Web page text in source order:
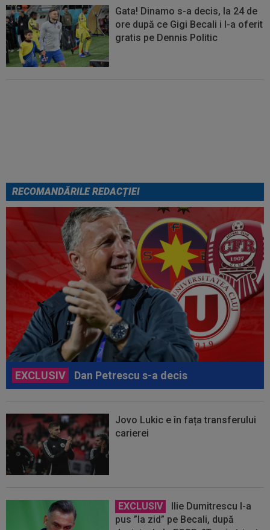
Gata! Dinamo s-a decis, la 24 de
ore după ce Gigi Becali i l-a oferit
gratis pe Dennis Politic
RECOMANDĂRILE REDACȚIEI
EXCLUSIV Dan Petrescu s-a decis
Jovo Lukic e în fața transferului
carierei
EXCLUSIV
Ilie Dumitrescu l-a
pus ”la zid” pe Becali, după